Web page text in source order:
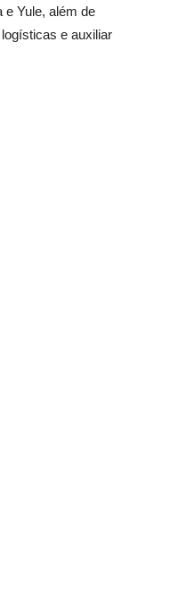
Yule, além de
e auxiliar